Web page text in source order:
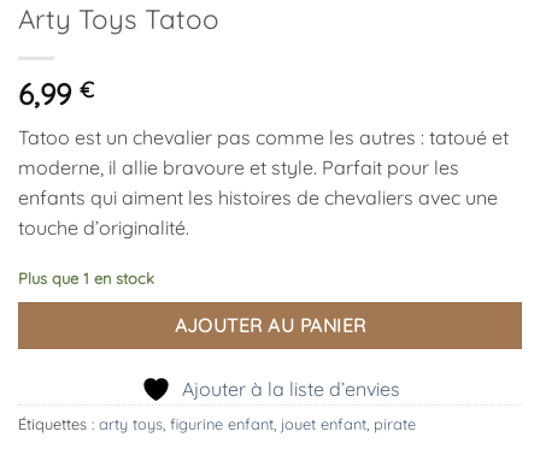
Arty Toys Tatoo
6,99 €
Tatoo est un chevalier pas comme les autres : tatoué et
moderne, il allie bravoure et style. Parfait pour les
enfants qui aiment les histoires de chevaliers avec une
touche d’originalité.
Plus que 1 en stock
AJOUTER AU PANIER
Ajouter à la liste d’envies
Étiquettes : arty toys figurine enfant jouet enfant pirate